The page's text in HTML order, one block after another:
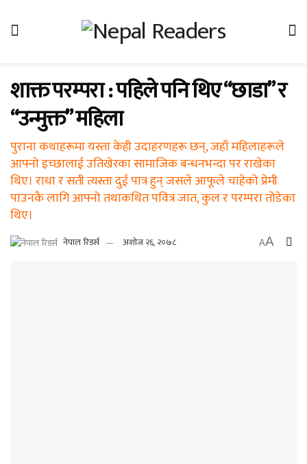
शाक्त परम्परा : पहिले पनि थिए “छाडा” र
“उन्मुक्त” महिला
पुराना कथाहरूमा यस्ता केही उदाहरणहरू छन्, जहाँ महिलाहरूले
आफ्नो इच्छालाई उतिखेरका सामाजिक बन्धनभन्दा पर राखेका
थिए। राधा र सती त्यस्ता दुई पात्र हुन् जसले आफूले चाहेको प्रेमी
पाउनकै लागि आफ्नो तथाकथित पवित्र जात, कुल र परम्परा तोडेका
थिए।
नेपाल रिडर्स अशोज २६, २०७८ AA